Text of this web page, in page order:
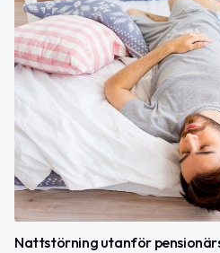
Nattstörning utanför